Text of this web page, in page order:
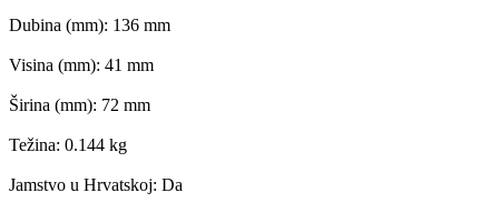
Dubina (mm): 136 mm
Visina (mm): 41 mm
Širina (mm): 72 mm
Težina: 0.144 kg
Jamstvo u Hrvatskoj: Da